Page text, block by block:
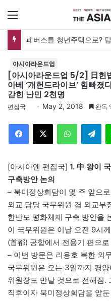
아시아라운드업
[아시아라운드업 5/2] 日헌
아베 ‘개헌드라이브’ 힘빠졌
갇힌 난민 2천명
편집국 May 2, 2018 완독
Telegram
[아시아엔 편집국] 1. 中 왕이
구축방안 논의
– 북미정상회담이 몇 주 앞으
외교 담당 국무위원 겸 외교부
한반도 평화체제 구축 방안을
이 국무위원은 이날 오전 9시
(首都) 공항에서 전용기 편으
– 이번 방문은 리용호 북한 외
국무위원은 오는 3일까지 평
위원장도 만날 것으로 전해짐.
직후이자 북미정상회담을 앞